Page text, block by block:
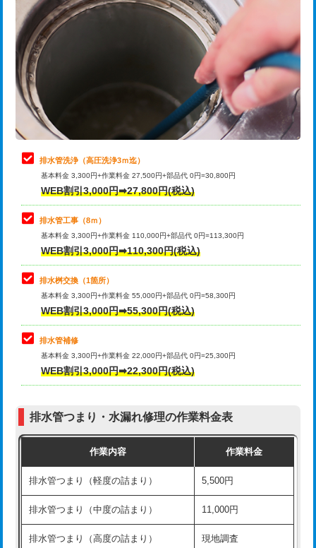
管・ポリ管・HT管使用/3ｍまで)
給水管工事※（ライニング鋼管・銅
管・ポリ管・HT管使用/3ｍ超え)
+8,800円
排水管工事（土の掘削・埋め戻し作
業）
11,000円~
排水管工事（排水管工事/3ｍまで） 55,000円
排水管工事（追加 排水管工事/3ｍ超
え）
マス交換（土の掘削・埋め戻し作業）
マス交換（深さ50㎝未満）
マス交換（深さ50㎝以上）
コンクリート斫り（厚さ10㎝まで）
コンクリート斫り（厚さ10㎝超え）
モルタル補修（厚さ10㎝まで）
モルタル補修（厚さ10㎝超え）
追加人工 16,500円
現場見積
※給水管工事は20mmまでの価格です。
追加トーラー機使用/3m超え +3,300円
カメラ調査 33,000円
桝清掃 8,800円
止水・漏水調査・防水処理・清掃・修
理・調整・分解・加工など（軽作業）
11,000円
止水・漏水調査・防水処理・清掃・修
理・調整・分解・加工など（中作業）
22,000円
止水・漏水調査・防水処理・清掃・修
理・調整・分解・加工など（重作業）
33,000円
その他部品の脱着
交換・取付（タンク）
交換・取付(単水栓（壁付・デッキ
式）)
交換・取付(混合水栓（壁付・デッキ
式・ワンホール）)
16,500円+材料費
交換・取付(排水栓・排水トラップ
交換・取付（その他部品） 11,000円+材料費
持込商品取付（単水栓） 13,200円
持込商品取付（混合水栓） 16,500円
持込商品取付（浄水器・分岐水栓） 16,500円
給水管工事※（ホール加工) 16,500円
排水管洗浄（高圧洗浄3ｍ迄）
基本料金 3,300円+作業料金 27,500円+部品代 0円=30,800円
WEB割引3,000円➡27,800円(税込)
排水管工事（8ｍ）
基本料金 3,300円+作業料金 110,000円+部品代 0円=113,300円
WEB割引3,000円➡110,300円(税込)
排水桝交換（1箇所）
基本料金 3,300円+作業料金 55,000円+部品代 0円=58,300円
WEB割引3,000円➡55,300円(税込)
排水管補修
基本料金 3,300円+作業料金 22,000円+部品代 0円=25,300円
WEB割引3,000円➡22,300円(税込)
排水管つまり・水漏れ修理の作業料金表
作業内容 作業料金
排水管つまり（軽度の詰まり） 5,500円
排水管つまり（中度の詰まり） 11,000円
排水管つまり（高度の詰まり） 現地調査